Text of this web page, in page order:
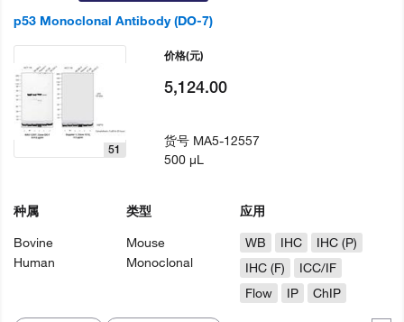
p53 Monoclonal Antibody (DO-7)
51
种属
Bovine
Human
类型
Mouse
Monoclonal
应用
WB
IHC
IHC (P)
IHC (F)
ICC/IF
Flow
IP ChIP
价格(元)
5,124.00
货号 MA5-12557
500 µL